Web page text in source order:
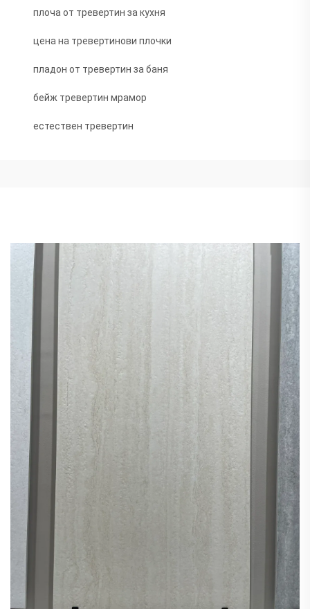
плоча от тревертин за кухня
цена на тревертинови плочки
пладон от тревертин за баня
бейж тревертин мрамор
естествен тревертин